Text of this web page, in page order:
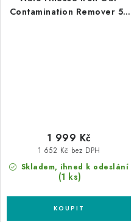
Contamination Remover 5L
Skladem, ihned k odeslání
(1 ks)
1 652 Kč bez DPH
1 999 Kč